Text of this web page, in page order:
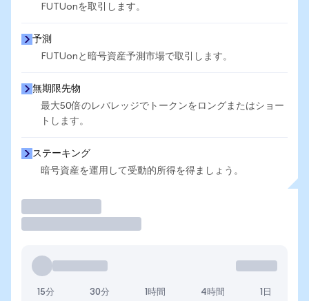
FUTUonを取引します。
予測
FUTUonと暗号資産予測市場で取引します。
無期限先物
最大50倍のレバレッジでトークンをロングまたはショー
トします。
ステーキング
暗号資産を運用して受動的所得を得ましょう。
15分 30分 1時間 4時間 1日